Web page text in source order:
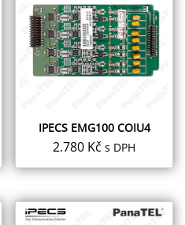
IPECS EMG100 COIU4
2.780 Kč s DPH